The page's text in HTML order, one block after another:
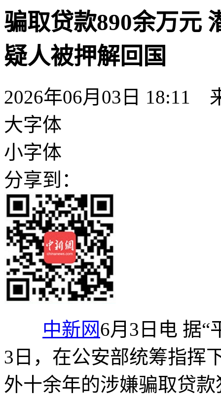
骗取贷款890余万元
疑人被押解回国
2026年06月03日 18:11
大字体
小字体
分享到：
中新网6月3日电 据“
3日，在公安部统筹指挥
外十余年的涉嫌骗取贷